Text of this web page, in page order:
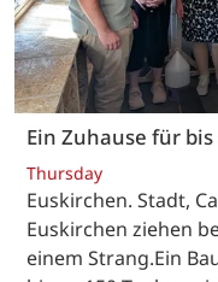
Ein Zuhause für
Thursday
Euskirchen. Stadt,
Euskirchen ziehen
einem Strang.Ein